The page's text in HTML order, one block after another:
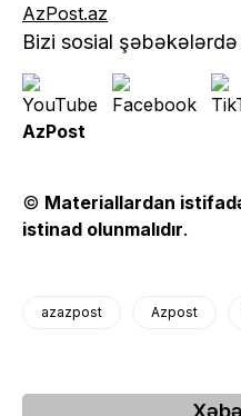
AzPost.az
Bizi sosial
AzPost
© Materiallardan
istinad olunmalıdır.
azazpost Azpost